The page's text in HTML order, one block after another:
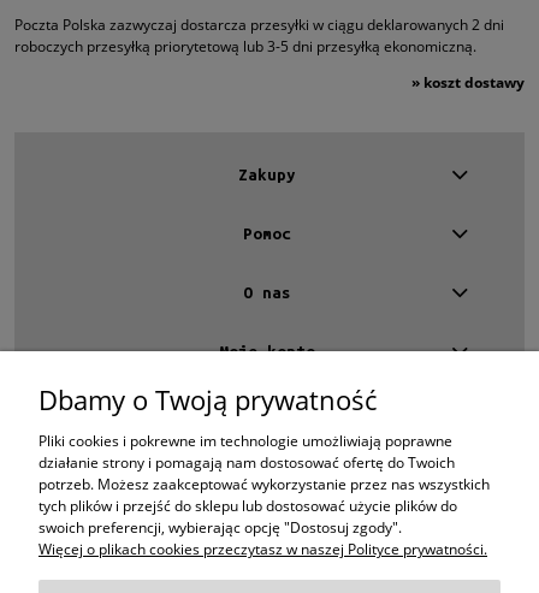
Poczta Polska zazwyczaj dostarcza przesyłki w ciągu deklarowanych 2 dni
roboczych przesyłką priorytetową lub 3-5 dni przesyłką ekonomiczną.
» koszt dostawy
Zakupy
Pomoc
O nas
Moje konto
Kontakt
4 EYES OPTYKA -
optyk Warszawa
ul.Chmielna 4
00-020 Warszawa
woj. mazowieckie
+48 696 015 670
sklep@4eyes.pl
Dbamy o Twoją prywatność
Pliki cookies i pokrewne im technologie umożliwiają poprawne
działanie strony i pomagają nam dostosować ofertę do Twoich
potrzeb. Możesz zaakceptować wykorzystanie przez nas wszystkich
tych plików i przejść do sklepu lub dostosować użycie plików do
swoich preferencji, wybierając opcję "Dostosuj zgody".
Więcej o plikach cookies przeczytasz w naszej Polityce prywatności.